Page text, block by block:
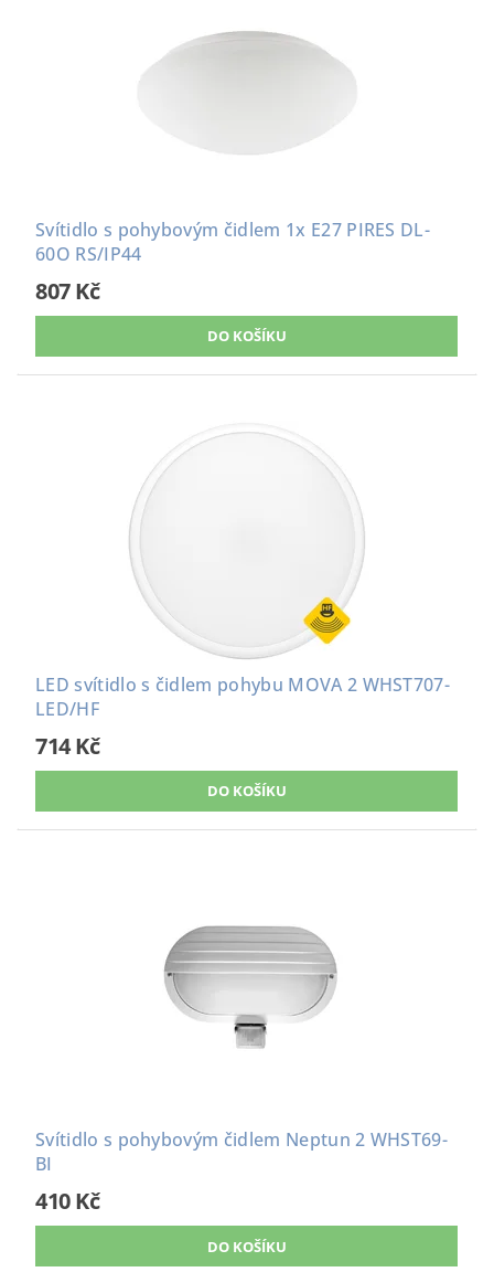
Svítidlo s pohybovým čidlem 1x E27 PIRES DL-
60O RS/IP44
807 Kč
LED svítidlo s čidlem pohybu MOVA 2 WHST707-
LED/HF
714 Kč
Svítidlo s pohybovým čidlem Neptun 2 WHST69-
BI
410 Kč